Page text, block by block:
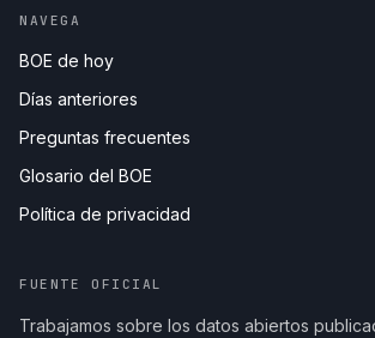
NAVEGA
BOE de hoy
Días anteriores
Preguntas frecuentes
Glosario del BOE
Política de privacidad
FUENTE OFICIAL
Trabajamos sobre los datos abiertos